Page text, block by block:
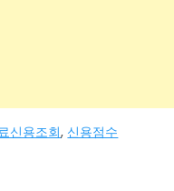
신용조회, 신용점수